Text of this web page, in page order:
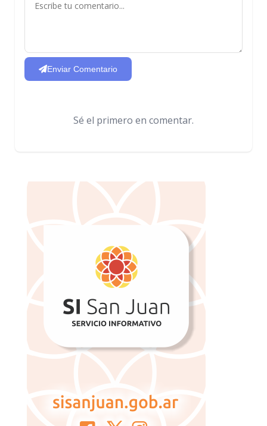
Enviar Comentario
Sé el primero en comentar.